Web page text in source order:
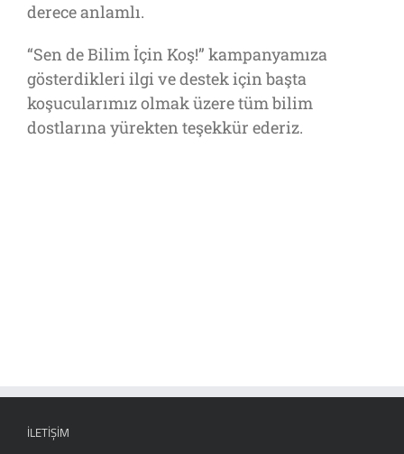
derece anlamlı.
“Sen de Bilim İçin Koş!” kampanyamıza
gösterdikleri ilgi ve destek için başta
koşucularımız olmak üzere tüm bilim
dostlarına yürekten teşekkür ederiz.
İLETIŞIM